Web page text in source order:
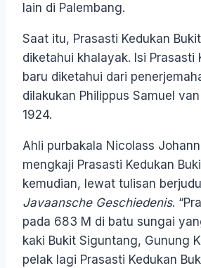
lain di Palembang.
Saat itu, Prasasti Kedukan
diketahui khalayak. Isi Prasasti
baru diketahui dari
dilakukan Philippus Samuel
1924.
Ahli purbakala Nicolass
mengkaji Prasasti Kedukan
kemudian, lewat tulisan berjudul
Javaansche Geschiedenis.
pada 683 M di batu sungai
kaki Bukit Siguntang, Gunung
pelak lagi Prasasti Kedukan